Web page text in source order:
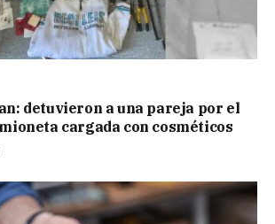
detuvieron a una pareja por el
cargada con cosméticos